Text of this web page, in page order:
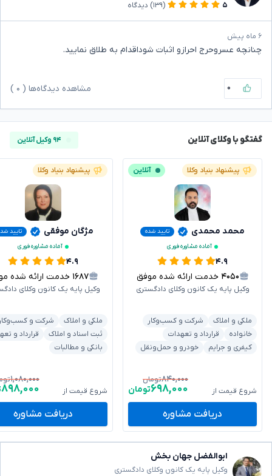
۵
(۱۳۹) دیدگاه
۶ ماه پیش
چنانچه عسروحرج احرازو اثبات شوداقدام به طلاق نمایید.
۰ مشاهده دیدگاه‌ها ( ۰
گفتگو با وکلای آنلاین ۹۴ وکیل آنلاین
پیشنهاد بنیاد وکلا آنلاین
محمد محمدی
تایید شده
آماده مشاوره فوری
۴.۹
۴۰۵۰ خدمت ارائه شده موفق
وکیل پایه یک کانون وکلای دادگستری
ملکی و املاک
شرکت و کسب‌وکار
خانواده
قرارداد و تعهدات
کیفری و جرایم
خودرو و حمل‌ونقل
شروع قیمت از
۸۴۰,۰۰۰تومان
۶۹۸,۰۰۰تومان
دریافت مشاوره
پیشنهاد بنیاد وکلا
مژگان موفقی
تایید
آماده مشاوره فوری
۴.۹
۱۶۸۷ خدمت ارائه شده موفق
وکیل پایه یک کانون وکلای
ملکی و املاک
شرکت و
ثبت اسناد و املاک
قرارداد و
بانکی و مطالبات
شروع قیمت از
۱,۰۸۰,۰۰۰
۸۹۸,۰۰۰
دریافت مشاوره
ابوالفضل جهان بخش
وکیل پایه یک کانون وکلای دادگستری